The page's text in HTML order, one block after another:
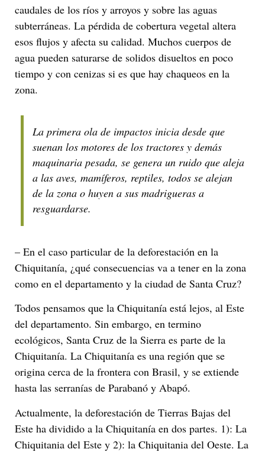
caudales de los ríos y arroyos y sobre las aguas
subterráneas. La pérdida de cobertura vegetal altera
esos flujos y afecta su calidad. Muchos cuerpos de
agua pueden saturarse de solidos disueltos en poco
tiempo y con cenizas si es que hay chaqueos en la
zona.
La primera ola de impactos inicia desde que
suenan los motores de los tractores y demás
maquinaria pesada, se genera un ruido que aleja
a las aves, mamíferos, reptiles, todos se alejan
de la zona o huyen a sus madrigueras a
resguardarse.
– En el caso particular de la deforestación en la
Chiquitanía, ¿qué consecuencias va a tener en la zona
como en el departamento y la ciudad de Santa Cruz?
Todos pensamos que la Chiquitanía está lejos, al Este
del departamento. Sin embargo, en termino
ecológicos, Santa Cruz de la Sierra es parte de la
Chiquitanía. La Chiquitanía es una región que se
origina cerca de la frontera con Brasil, y se extiende
hasta las serranías de Parabanó y Abapó.
Actualmente, la deforestación de Tierras Bajas del
Este ha dividido a la Chiquitanía en dos partes. 1): La
Chiquitania del Este y 2): la Chiquitania del Oeste. La